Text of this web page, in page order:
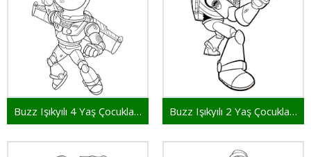
Buzz Işıkyılı 4 Yaş Çocuklar İçin Buzz Işıkyılı 2 Yaş Çocuklar İçin